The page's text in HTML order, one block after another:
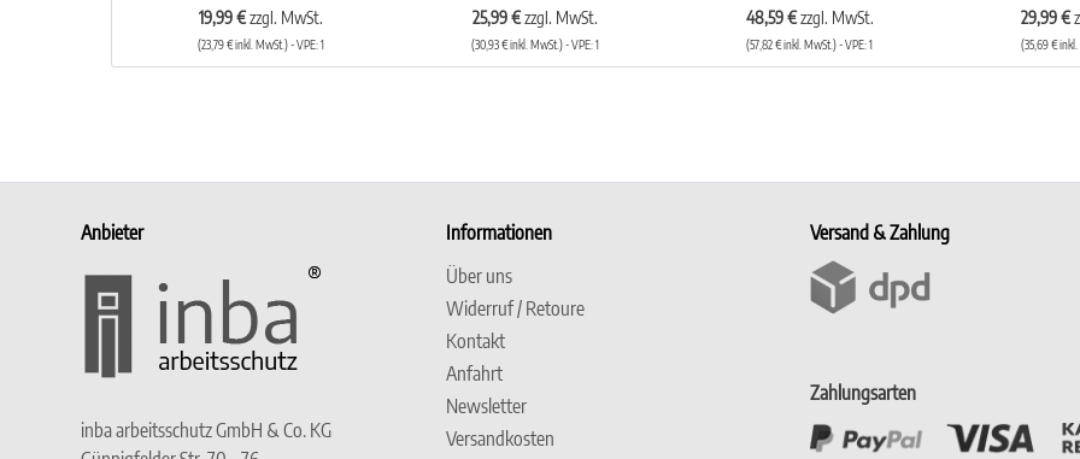
19,99 €zzgl. MwSt.
(23,79 € inkl. MwSt.) - VPE: 1
25,99 €zzgl. MwSt.
(30,93 € inkl. MwSt.) - VPE: 1
48,59 €zzgl. MwSt.
(57,82 € inkl. MwSt.) - VPE: 1
29,99 €
(35,69 € inkl.
Anbieter
inba arbeitsschutz GmbH & Co. KG
Informationen
Über uns
Widerruf / Retoure
Kontakt
Anfahrt
Newsletter
Versandkosten
Versand & Zahlung
Zahlungsarten